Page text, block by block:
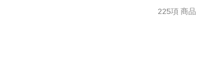
225項 商品